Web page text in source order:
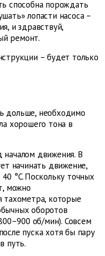
способна порождать
лопасти насоса –
и здравствуй,
ремонт.
– будет только
дольше, необходимо
хорошего тона в
началом движения. В
начинать движение,
°C. Поскольку точных
можно
тахометра, которые
оборотов
об/мин). Совсем
пуска хотя бы пару
путь.